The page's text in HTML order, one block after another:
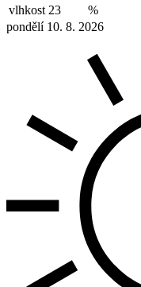
vlhkost 23
%
pondělí 10. 8. 2026